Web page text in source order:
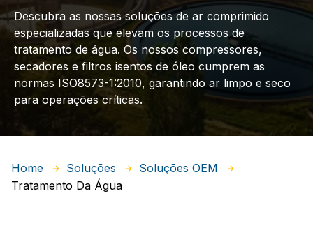
Descubra as nossas soluções de ar comprimido
especializadas que elevam os processos de
tratamento de água. Os nossos compressores,
secadores e filtros isentos de óleo cumprem as
normas ISO8573-1:2010, garantindo ar limpo e seco
para operações críticas.
Home Soluções
Soluções OEM
Tratamento Da Água